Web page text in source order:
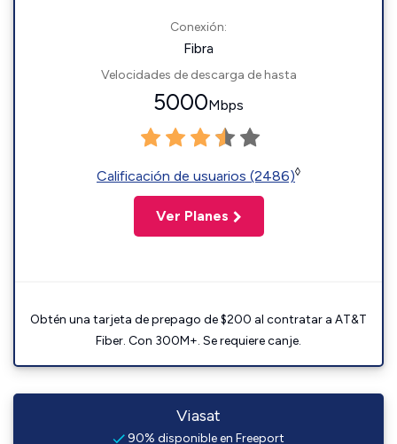
Conexión:
Fibra
Velocidades de descarga de hasta
5000Mbps
Calificación de usuarios (2486)◊
Ver Planes
Obtén una tarjeta de prepago de $200 al contratar a AT&T
Fiber. Con 300M+. Se requiere canje.
Viasat
90% disponible en Freeport